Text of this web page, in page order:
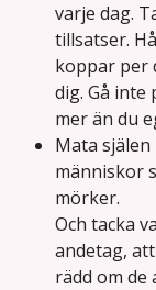
varje dag.
tillsatser.
koppar per
dig. Gå
mer än du
Mata själen
människor
mörker.
Och tacka
andetag,
rädd om de